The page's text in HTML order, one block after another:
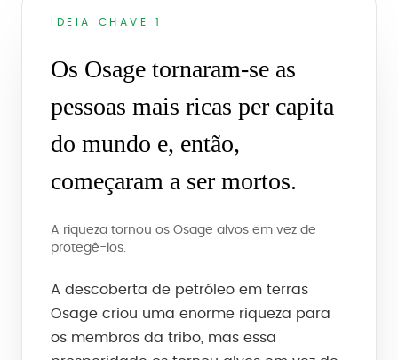
IDEIA CHAVE 1
Os Osage tornaram-se as
pessoas mais ricas per capita
do mundo e, então,
começaram a ser mortos.
A riqueza tornou os Osage alvos em vez de
protegê-los.
A descoberta de petróleo em terras
Osage criou uma enorme riqueza para
os membros da tribo, mas essa